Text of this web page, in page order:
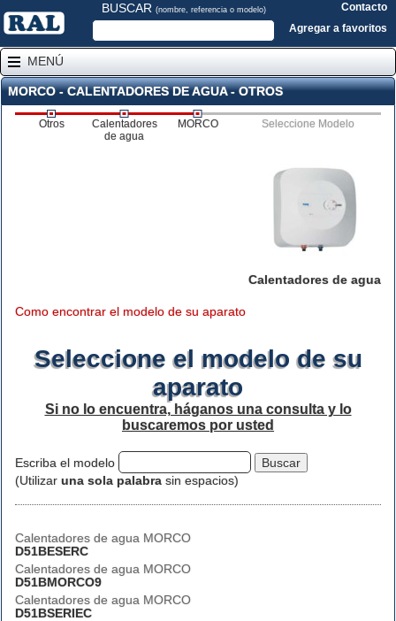
BUSCAR (nombre, referencia o modelo)
Contacto
Agregar a favoritos
MENÚ
MORCO - CALENTADORES DE AGUA - OTROS
Otros
Calentadores
de agua
MORCO Seleccione Modelo
Calentadores de agua
Como encontrar el modelo de su aparato
Seleccione el modelo de su
aparato
Si no lo encuentra, háganos una consulta y lo
buscaremos por usted
Escriba el modelo
(Utilizar una sola palabra sin espacios)
Calentadores de agua MORCO
D51BESERC
Calentadores de agua MORCO
D51BMORCO9
Calentadores de agua MORCO
D51BSERIEC